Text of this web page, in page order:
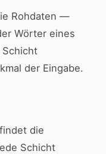
Rohdaten —
Wörter eines
der Eingabe.
die
Schicht